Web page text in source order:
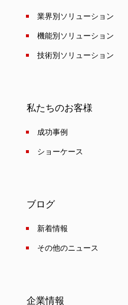
業界別ソリューション
機能別ソリューション
技術別ソリューション
私たちのお客様
成功事例
ショーケース
ブログ
新着情報
その他のニュース
企業情報